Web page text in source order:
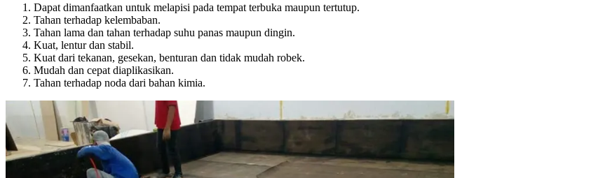
Dapat dimanfaatkan untuk melapisi pada tempat terbuka maupun tertutup.
Tahan terhadap kelembaban.
Tahan lama dan tahan terhadap suhu panas maupun dingin.
Kuat, lentur dan stabil.
Kuat dari tekanan, gesekan, benturan dan tidak mudah robek.
Mudah dan cepat diaplikasikan.
Tahan terhadap noda dari bahan kimia.